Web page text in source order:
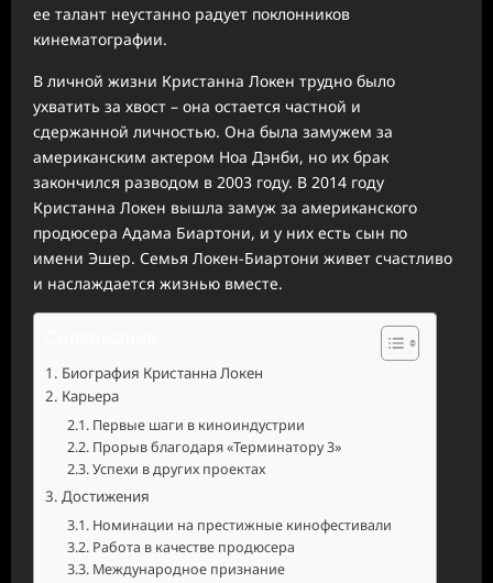
ее талант неустанно радует поклонников
кинематографии.
В личной жизни Кристанна Локен трудно было
ухватить за хвост – она остается частной и
сдержанной личностью. Она была замужем за
американским актером Ноа Дэнби, но их брак
закончился разводом в 2003 году. В 2014 году
Кристанна Локен вышла замуж за американского
продюсера Адама Биартони, и у них есть сын по
имени Эшер. Семья Локен-Биартони живет счастливо
и наслаждается жизнью вместе.
Биография Кристанна Локен
Карьера
Первые шаги в киноиндустрии
Прорыв благодаря «Терминатору 3»
Успехи в других проектах
Достижения
Номинации на престижные кинофестивали
Работа в качестве продюсера
Международное признание